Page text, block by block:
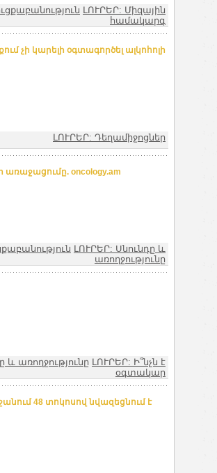
ԼՈՒՐԵՐ: Միզային
համակարգ
չի կարելի օգտագործել ալկոհոլի
ԼՈՒՐԵՐ: Դեղամիջոցներ
առաջացումը. oncology.am
ԼՈՒՐԵՐ: Սնունդը և
առողջությունը
և առողջությունը ԼՈՒՐԵՐ: Ի՞նչն է
օգտակար
48 տոկոսով նվազեցնում է